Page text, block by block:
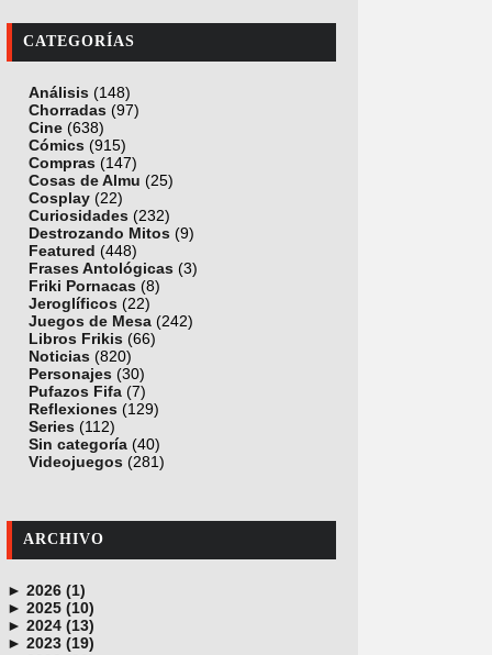
CATEGORÍAS
Análisis (148)
Chorradas (97)
Cine (638)
Cómics (915)
Compras (147)
Cosas de Almu (25)
Cosplay (22)
Curiosidades (232)
Destrozando Mitos (9)
Featured (448)
Frases Antológicas (3)
Friki Pornacas (8)
Jeroglíficos (22)
Juegos de Mesa (242)
Libros Frikis (66)
Noticias (820)
Personajes (30)
Pufazos Fifa (7)
Reflexiones (129)
Series (112)
Sin categoría (40)
Videojuegos (281)
ARCHIVO
► 2026 (1)
junio (1)
► 2025 (10)
noviembre (1)
octubre (1)
► 2024 (13)
diciembre (4)
► 2023 (19)